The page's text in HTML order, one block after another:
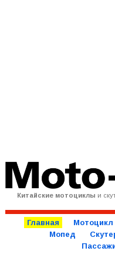
Китайские мотоциклы и
Главная Мотоцикл
Мопед